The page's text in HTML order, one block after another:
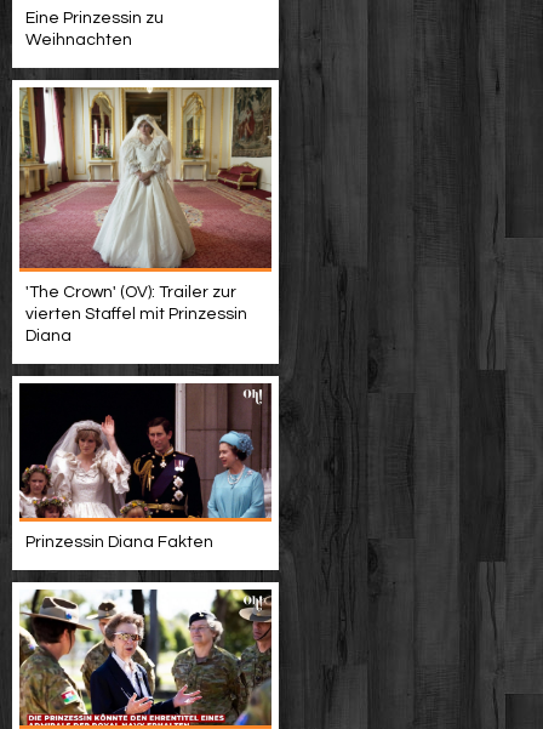
Eine Prinzessin zu
Weihnachten
'The Crown' (OV): Trailer zur
vierten Staffel mit Prinzessin
Diana
Prinzessin Diana Fakten